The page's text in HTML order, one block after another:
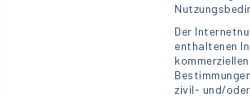
Der
enthaltenen
zivil- und/